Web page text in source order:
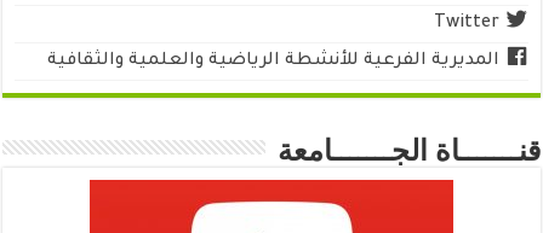
Twitter
المديرية الفرعية للأنشطة الرياضية والعلمية والثقافية
قنـــــــاة الجـــــــامعة